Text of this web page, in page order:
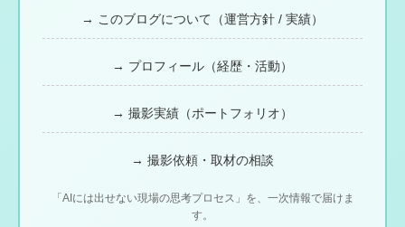
→ このブログについて（運営方針 / 実績）
→ プロフィール（経歴・活動）
→ 撮影実績（ポートフォリオ）
→ 撮影依頼・取材の相談
「AIには出せない現場の思考プロセス」を、一次情報で届けま
す。